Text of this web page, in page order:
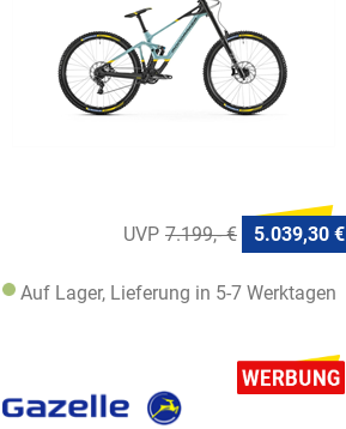
7.199,- € 5.039,30 €
Auf Lager, Lieferung in 5-7 Werktagen